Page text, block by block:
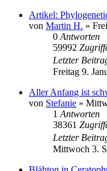
Artikel:
von Martin H. »
0 Antworten
59992
Letzter
Freitag 9.
Aller Anfang ist
von Stefanie »
1 Antworten
38361
Letzter
Mittwoch 3.